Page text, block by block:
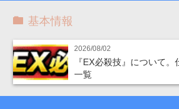
基本情報
2026/08/02
『EX必殺技』について
一覧